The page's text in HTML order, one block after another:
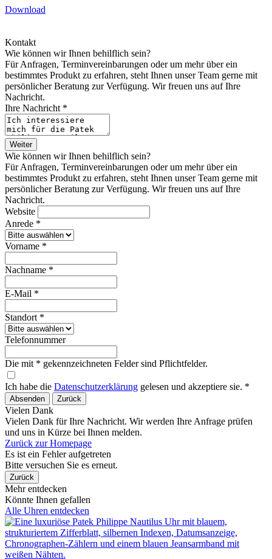
Download
Kontakt
Wie können wir Ihnen behilflich sein?
Für Anfragen, Terminvereinbarungen oder um mehr über ein
bestimmtes Produkt zu erfahren, steht Ihnen unser Team gerne mit
persönlicher Beratung zur Verfügung. Wir freuen uns auf Ihre
Nachricht.
Ihre Nachricht *
Weiter
Wie können wir Ihnen behilflich sein?
Für Anfragen, Terminvereinbarungen oder um mehr über ein
bestimmtes Produkt zu erfahren, steht Ihnen unser Team gerne mit
persönlicher Beratung zur Verfügung. Wir freuen uns auf Ihre
Nachricht.
Website
Anrede *
Vorname *
Nachname *
E-Mail *
Standort *
Telefonnummer
Die mit * gekennzeichneten Felder sind Pflichtfelder.
Ich habe die Datenschutzerklärung gelesen und akzeptiere sie. *
Absenden Zurück
Vielen Dank
Vielen Dank für Ihre Nachricht. Wir werden Ihre Anfrage prüfen
und uns in Kürze bei Ihnen melden.
Zurück zur Homepage
Es ist ein Fehler aufgetreten
Bitte versuchen Sie es erneut.
Zurück
Mehr entdecken
Könnte Ihnen gefallen
Alle Uhren entdecken